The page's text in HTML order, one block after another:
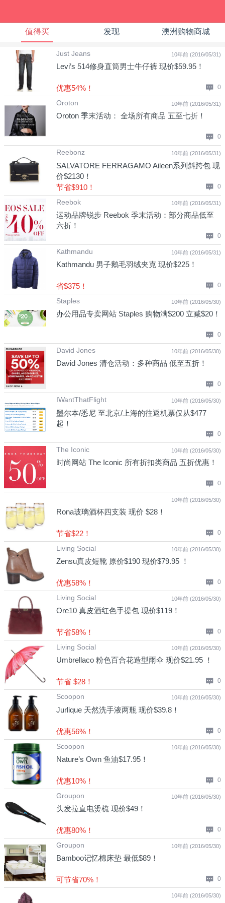
值得买 发现 澳洲购物商城
10年前 (2016/05/31)
Just Jeans
Levi’s 514修身直筒男士牛仔裤 现价$59.95！
优惠54%！ 0
10年前 (2016/05/31)
Oroton
Oroton 季末活动： 全场所有商品 五至七折！
0
10年前 (2016/05/31)
Reebonz
SALVATORE FERRAGAMO Aileen系列斜跨包 现
价$2130！
节省$910！
0
10年前 (2016/05/31)
Reebok
运动品牌锐步 Reebok 季末活动：部分商品低至
六折！
0
10年前 (2016/05/31)
Kathmandu
Kathmandu 男子鹅毛羽绒夹克 现价$225！
省$375！ 0
10年前 (2016/05/30)
Staples
办公用品专卖网站 Staples 购物满$200 立减$20！
0
10年前 (2016/05/30)
David Jones
David Jones 清仓活动：多种商品 低至五折！
0
10年前 (2016/05/30)
IWantThatFlight
墨尔本/悉尼 至北京/上海的往返机票仅从$477
起！
0
10年前 (2016/05/30)
The Iconic
时尚网站 The Iconic 所有折扣类商品 五折优惠！
0
10年前 (2016/05/30)
Rona玻璃酒杯四支装 现价 $28！
节省$22！ 0
10年前 (2016/05/30)
Living Social
Zensu真皮短靴 原价$190 现价$79.95 ！
优惠58%！ 0
10年前 (2016/05/30)
Living Social
Ore10 真皮酒红色手提包 现价$119！
节省58%！ 0
10年前 (2016/05/30)
Living Social
Umbrellaco 粉色百合花造型雨伞 现价$21.95 ！
节省 $28！ 0
10年前 (2016/05/30)
Scoopon
Jurlique 天然洗手液两瓶 现价$39.8！
优惠56%！ 0
10年前 (2016/05/30)
Scoopon
Nature’s Own 鱼油$17.95！
优惠10%！ 0
10年前 (2016/05/30)
Groupon
头发拉直电烫梳 现价$49！
优惠80%！ 0
10年前 (2016/05/30)
Groupon
Bamboo记忆棉床垫 最低$89！
可节省70%！ 0
10年前 (2016/05/30)